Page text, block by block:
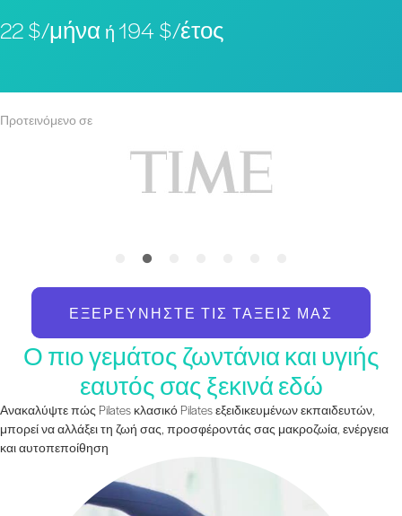
22 $/μήνα ή 194 $/έτος
Προτεινόμενο σε
ΕΞΕΡΕΥΝΉΣΤΕ ΤΙΣ ΤΆΞΕΙΣ ΜΑΣ
Ο πιο γεμάτος ζωντάνια και υγιής
εαυτός σας ξεκινά εδώ
Ανακαλύψτε πώς Pilates κλασικό Pilates εξειδικευμένων εκπαιδευτών,
μπορεί να αλλάξει τη ζωή σας, προσφέροντάς σας μακροζωία, ενέργεια
και αυτοπεποίθηση